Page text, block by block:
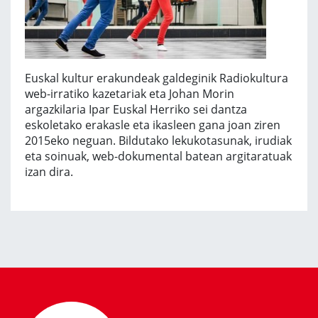
Euskal kultur erakundeak galdeginik Radiokultura
web-irratiko kazetariak eta Johan Morin
argazkilaria Ipar Euskal Herriko sei dantza
eskoletako erakasle eta ikasleen gana joan ziren
2015eko neguan. Bildutako lekukotasunak, irudiak
eta soinuak, web-dokumental batean argitaratuak
izan dira.